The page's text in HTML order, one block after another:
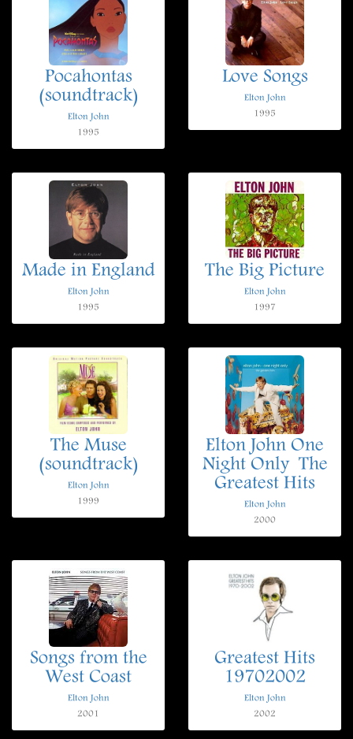
Pocahontas
(soundtrack)
Elton John
1995
Love Songs
Elton John
1995
Made in England
Elton John
1995
The Big Picture
Elton John
1997
The Muse
(soundtrack)
Elton John
1999
Elton John One
Night Only  The
Greatest Hits
Elton John
2000
Songs from the
West Coast
Elton John
2001
Greatest Hits
19702002
Elton John
2002